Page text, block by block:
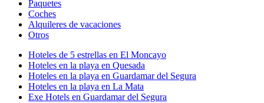
Paquetes
Coches
Alquileres de vacaciones
Otros
Hoteles de 5 estrellas en El Moncayo
Hoteles en la playa en Quesada
Hoteles en la playa en Guardamar del Segura
Hoteles en la playa en La Mata
Exe Hotels en Guardamar del Segura